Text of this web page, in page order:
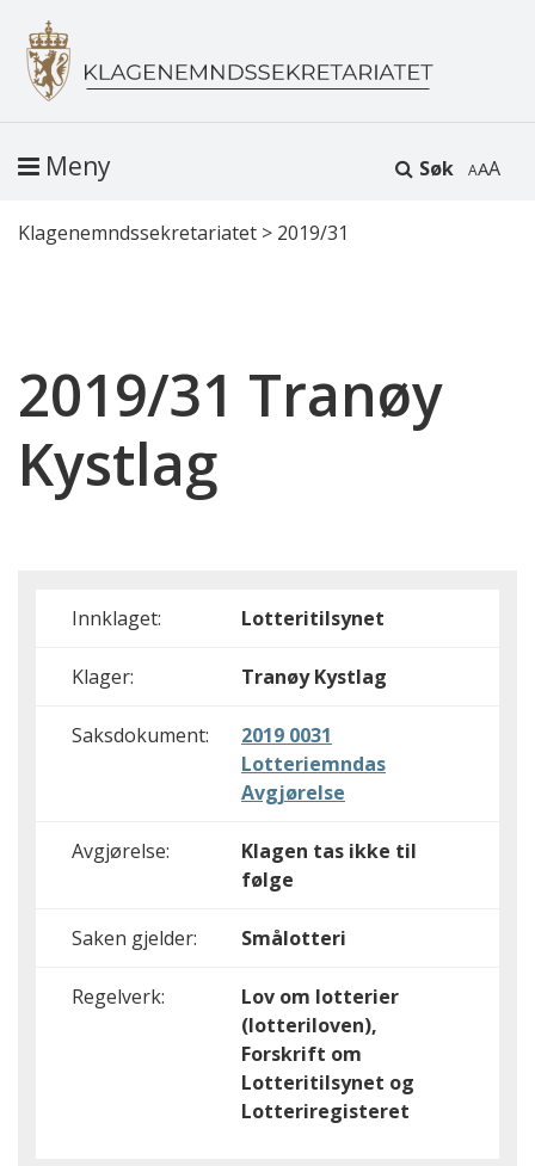
Søk A
Meny
Klagenemndssekretariatet > 2019/31
2019/31 Tranøy
Kystlag
Innklaget: Lotteritilsynet
Klager: Tranøy Kystlag
Saksdokument:
2019 0031
Lotteriemndas
Avgjørelse
Avgjørelse:
Klagen tas ikke til
følge
Saken gjelder: Smålotteri
Regelverk:
Lov om lotterier
(lotteriloven),
Forskrift om
Lotteritilsynet og
Lotteriregisteret